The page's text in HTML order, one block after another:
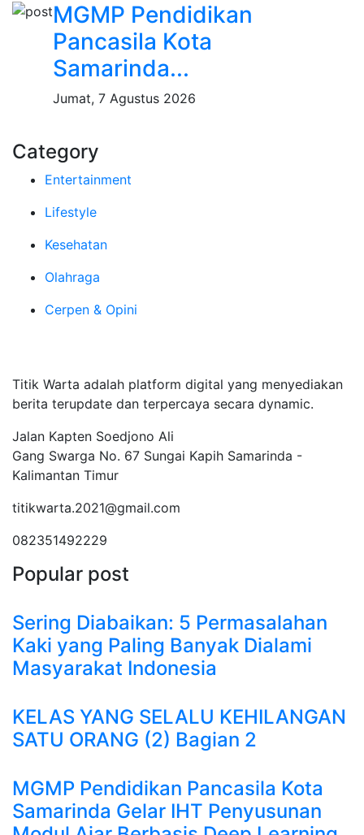
MGMP Pendidikan
Pancasila Kota
Samarinda...
Jumat, 7 Agustus 2026
Category
Entertainment
Lifestyle
Kesehatan
Olahraga
Cerpen & Opini
Titik Warta adalah platform digital yang menyediakan
berita terupdate dan terpercaya secara dynamic.
Jalan Kapten Soedjono Ali
Gang Swarga No. 67 Sungai Kapih Samarinda -
Kalimantan Timur
titikwarta.2021@gmail.com
082351492229
Popular post
Sering Diabaikan: 5 Permasalahan
Kaki yang Paling Banyak Dialami
Masyarakat Indonesia
KELAS YANG SELALU KEHILANGAN
SATU ORANG (2) Bagian 2
MGMP Pendidikan Pancasila Kota
Samarinda Gelar IHT Penyusunan